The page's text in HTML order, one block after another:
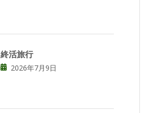
終活旅行
2026年7月9日